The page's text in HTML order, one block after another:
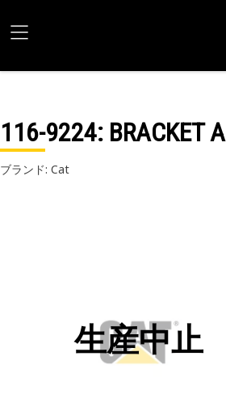
116-9224: BRACKET A
ブランド: Cat
生産中止